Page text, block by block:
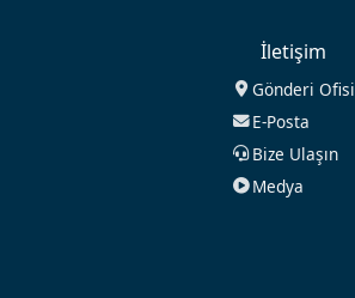
İletişim
Gönderi Ofisi
E-Posta
Bize Ulaşın
Medya